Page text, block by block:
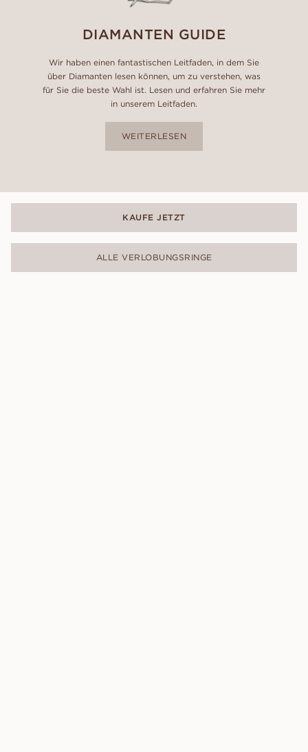
DIAMANTEN GUIDE
Wir haben einen fantastischen Leitfaden, in dem Sie
über Diamanten lesen können, um zu verstehen, was
für Sie die beste Wahl ist. Lesen und erfahren Sie mehr
in unserem Leitfaden.
WEITERLESEN
KAUFE JETZT
ALLE VERLOBUNGSRINGE